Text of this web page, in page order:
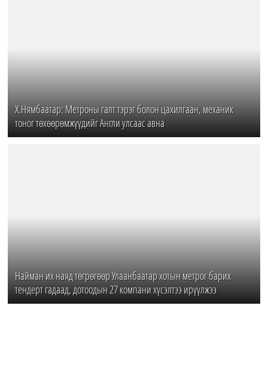
Х.Нямбаатар: Метроны галт тэрэг болон цахилгаан, механик
тоног төхөөрөмжүүдийг Англи улсаас авна
Найман их наяд төгрөгөөр Улаанбаатар хотын метрог барих
тендерт гадаад, дотоодын 27 компани хүсэлтээ ирүүлжээ